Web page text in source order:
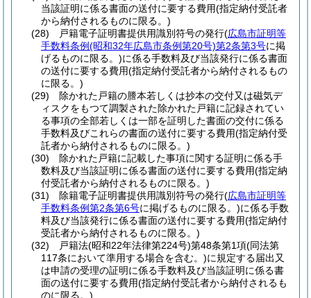
当該証明に係る書面の送付に要する費用(指定納付受託者
から納付されるものに限る。)
(28)
戸籍電子証明書提供用識別符号の発行(広島市証明等
手数料条例(昭和32年広島市条例第20号)第2条第3号に掲
げるものに限る。)に係る手数料及び当該発行に係る書面
の送付に要する費用(指定納付受託者から納付されるもの
に限る。)
(29)
除かれた戸籍の謄本若しくは抄本の交付又は磁気デ
ィスクをもつて調製された除かれた戸籍に記録されてい
る事項の全部若しくは一部を証明した書面の交付に係る
手数料及びこれらの書面の送付に要する費用(指定納付受
託者から納付されるものに限る。)
(30)
除かれた戸籍に記載した事項に関する証明に係る手
数料及び当該証明に係る書面の送付に要する費用(指定納
付受託者から納付されるものに限る。)
(31)
除籍電子証明書提供用識別符号の発行(広島市証明等
手数料条例第2条第6号に掲げるものに限る。)に係る手数
料及び当該発行に係る書面の送付に要する費用(指定納付
受託者から納付されるものに限る。)
(32)
戸籍法(昭和22年法律第224号)第48条第1項(同法第
117条において準用する場合を含む。)に規定する届出又
は申請の受理の証明に係る手数料及び当該証明に係る書
面の送付に要する費用(指定納付受託者から納付されるも
のに限る。)